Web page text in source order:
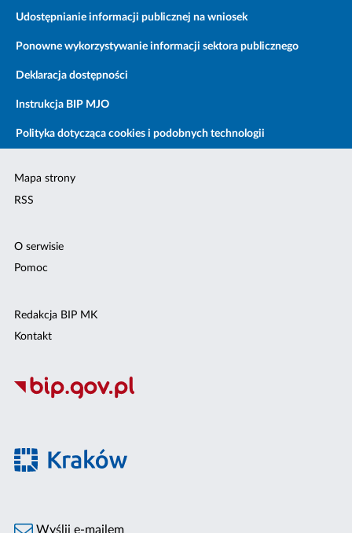
Udostępnianie informacji publicznej na wniosek
Ponowne wykorzystywanie informacji sektora publicznego
Deklaracja dostępności
Instrukcja BIP MJO
Polityka dotycząca cookies i podobnych technologii
Mapa strony
RSS
O serwisie
Pomoc
Redakcja BIP MK
Kontakt
Wyślij e-mailem